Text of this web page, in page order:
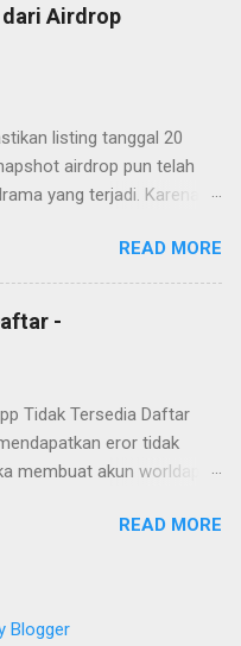
dari Airdrop
listing tanggal 20
airdrop pun telah
yang terjadi. Karena
terutama bagi pemain yang
yang mempunyai
on device selama 24
bermain airdrop
beberapa pelajaran yang
catizen. Angry cute cat
READ MORE
-
Tidak Tersedia Daftar
eror tidak
membuat akun worldapp,
terjadi karena ponsel yang
diselamatkan dan hilang
READ MORE
Blogger